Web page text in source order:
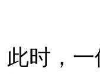
此时，